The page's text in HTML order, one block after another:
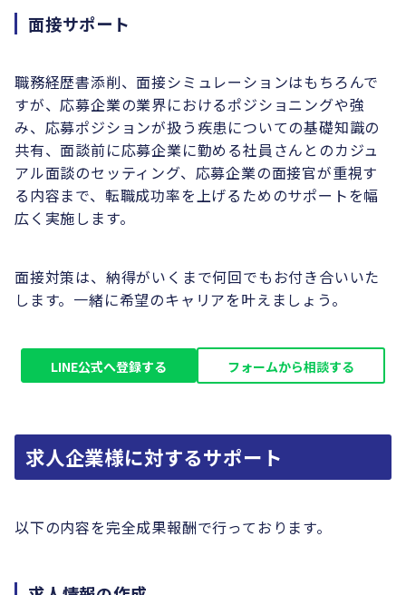
面接サポート
職務経歴書添削、面接シミュレーションはもちろんで
すが、応募企業の業界におけるポジショニングや強
み、応募ポジションが扱う疾患についての基礎知識の
共有、面談前に応募企業に勤める社員さんとのカジュ
アル面談のセッティング、応募企業の面接官が重視す
る内容まで、転職成功率を上げるためのサポートを幅
広く実施します。
面接対策は、納得がいくまで何回でもお付き合いいた
します。一緒に希望のキャリアを叶えましょう。
LINE公式へ登録する フォームから相談する
求人企業様に対するサポート
以下の内容を完全成果報酬で行っております。